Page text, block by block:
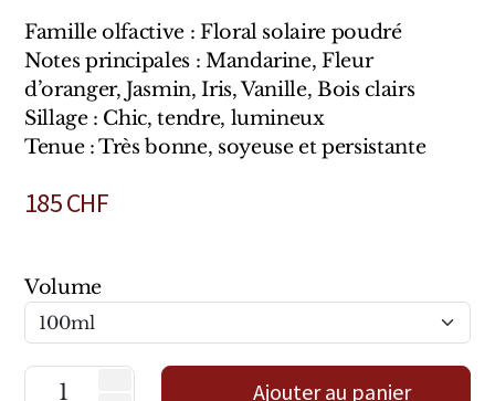
Famille olfactive : Floral solaire poudré
Notes principales : Mandarine, Fleur
d’oranger, Jasmin, Iris, Vanille, Bois clairs
Sillage : Chic, tendre, lumineux
Tenue : Très bonne, soyeuse et persistante
185CHF
Volume
Ajouter au panier
Sam William
Marques Néerlandaises
Pure Distance
Marques Anglaises
Marques Argentines